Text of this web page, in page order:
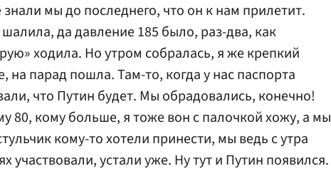
знали мы до последнего, что он к нам прилетит.
да давление 185 было, раз-два, как
ходила. Но утром собралась, я же крепкий
на парад пошла. Там-то, когда у нас паспорта
что Путин будет. Мы обрадовались, конечно!
80, кому больше, я тоже вон с палочкой хожу, а мы
кому-то хотели принести, мы ведь с утра
участвовали, устали уже. Ну тут и Путин появился.